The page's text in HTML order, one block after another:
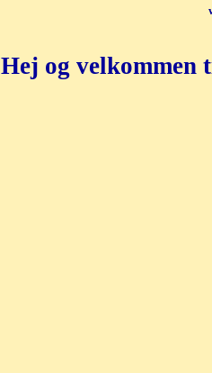
Hej og velkommen